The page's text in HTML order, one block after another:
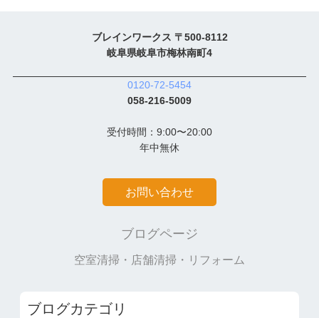
ブレインワークス 〒500-8112
岐阜県岐阜市梅林南町4
0120-72-5454
058-216-5009
受付時間：9:00〜20:00
年中無休
お問い合わせ
ブログページ
空室清掃・店舗清掃・リフォーム
ブログカテゴリ